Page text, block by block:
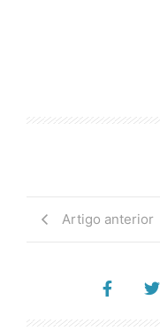
Artigo anterior